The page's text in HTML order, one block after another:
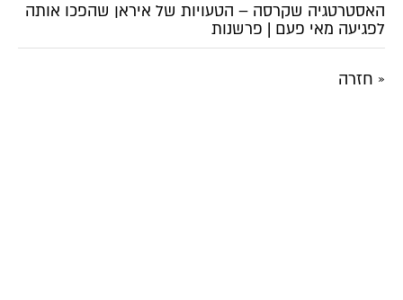
האסטרטגיה שקרסה – הטעויות של איראן שהפכו אותה
לפגיעה מאי פעם | פרשנות
« חזרה